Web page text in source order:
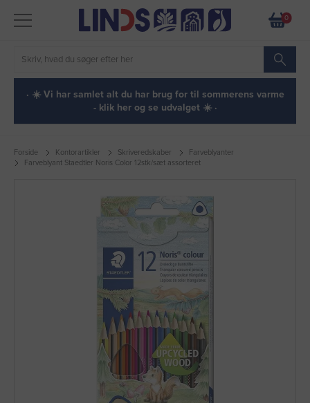
0
· ☀️ Vi har samlet alt du har brug for til sommerens varme
- klik her og se udvalget ☀️ ·
Forside Kontorartikler Skriveredskaber
Farveblyanter
Farveblyant Staedtler Noris Color 12stk/sæt assorteret